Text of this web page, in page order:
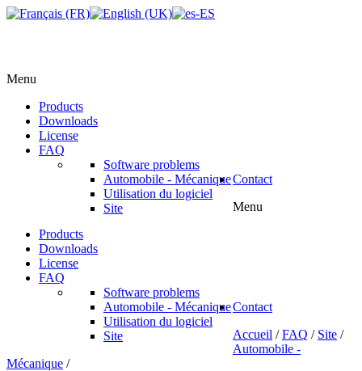
Menu
Products
Downloads
License
FAQ
Software problems
Automobile - Mécanique
Utilisation du logiciel
Site
Contact
Menu
Products
Downloads
License
FAQ
Software problems
Automobile - Mécanique
Utilisation du logiciel
Site
Contact
Accueil /FAQ / Site /
Automobile -
Mécanique /